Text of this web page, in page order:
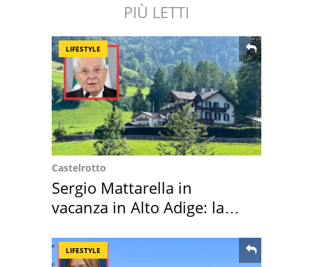
PIÙ LETTI
LIFESTYLE
Castelrotto
Sergio Mattarella in
vacanza in Alto Adige: la
LIFESTYLE